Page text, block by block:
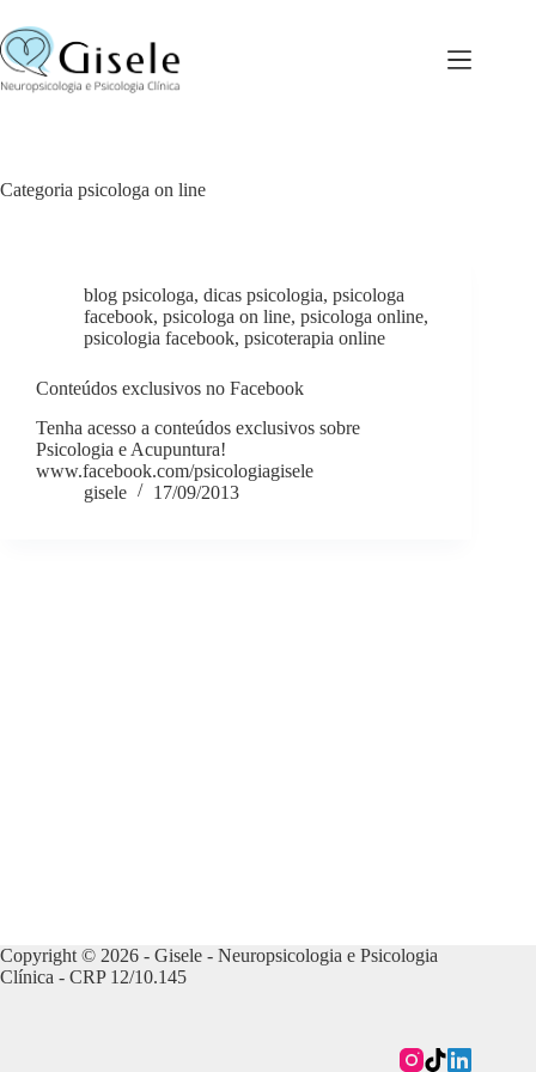
para
o
conteúdo
Categoria psicologa on line
blog psicologa, dicas psicologia, psicologa
facebook, psicologa on line, psicologa online,
psicologia facebook, psicoterapia online
Conteúdos exclusivos no Facebook
Tenha acesso a conteúdos exclusivos sobre
Psicologia e Acupuntura!
www.facebook.com/psicologiagisele
gisele
17/09/2013
Copyright © 2026 - Gisele - Neuropsicologia e Psicologia
Clínica - CRP 12/10.145